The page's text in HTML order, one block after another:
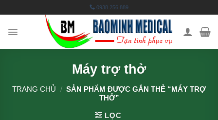
to
content
0938 256 889
Máy trợ thở
TRANG CHỦ / SẢN PHẨM ĐƯỢC GẮN THẺ “MÁY TRỢ
THỞ”
LỌC